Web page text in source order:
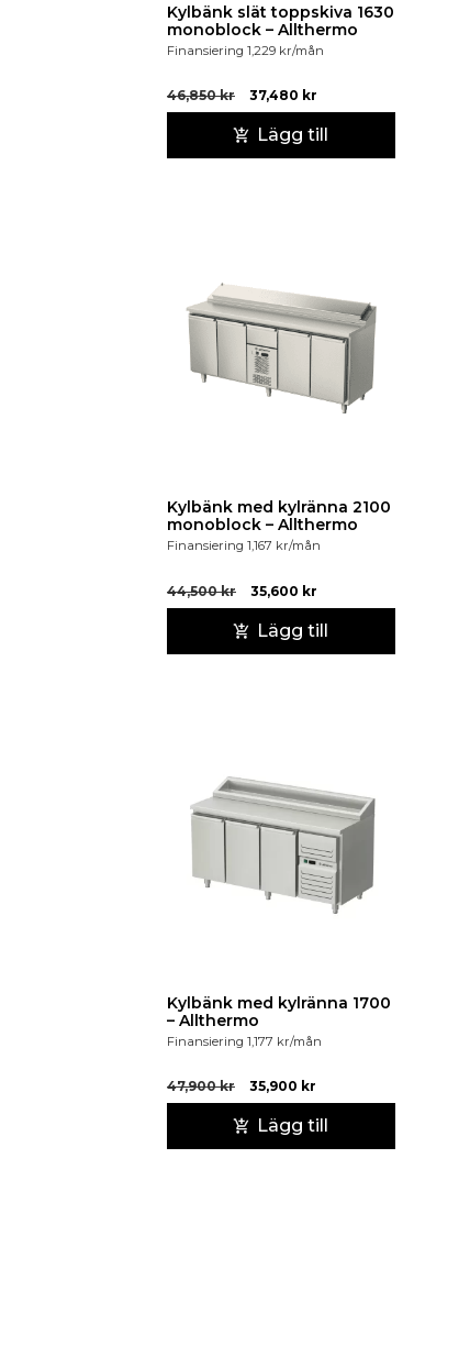
Kylbänk slät toppskiva 1630
monoblock – Allthermo
Finansiering 1,229 kr/mån
46,850kr 37,480 kr
Lägg till
Kylbänk med kylränna 2100
monoblock – Allthermo
Finansiering 1,167 kr/mån
44,500kr 35,600 kr
Lägg till
Kylbänk med kylränna 1700
– Allthermo
Finansiering 1,177 kr/mån
47,900kr 35,900 kr
Lägg till